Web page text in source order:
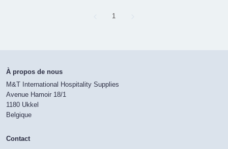
Page
1
À propos de nous
M&T International Hospitality Supplies
Avenue Hamoir 18/1
1180 Ukkel
Belgique
Contact